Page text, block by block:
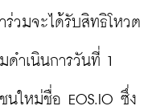
ร่วมจะได้รับสิทธิโหวต
ดำเนินการวันที่ 1
ใหม่ชื่อ EOS.IO ซึ่ง